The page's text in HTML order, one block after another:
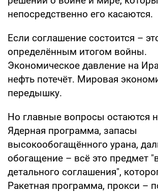
непосредственно его касаются.
Если соглашение состоится –
определённым итогом войны.
Экономическое давление на
нефть потечёт. Мировая
передышку.
Но главные вопросы остаются
Ядерная программа, запасы
высокообогащённого урана,
обогащение – всё это предмет
детального соглашения",
Ракетная программа, прокси –